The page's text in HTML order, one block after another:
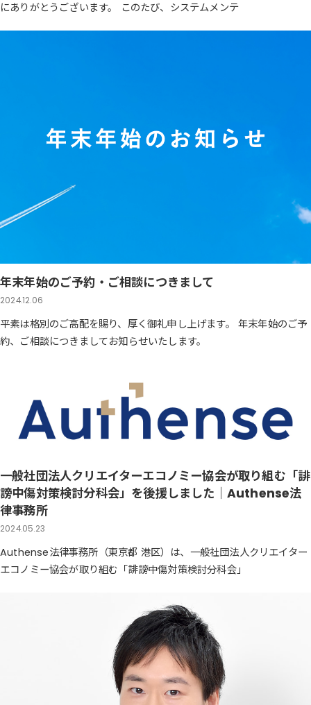
にありがとうございます。 このたび、システムメンテ
年末年始のご予約・ご相談につきまして
2024.12.06
平素は格別のご高配を賜り、厚く御礼申し上げます。 年末年始のご予
約、ご相談につきましてお知らせいたします。
一般社団法人クリエイターエコノミー協会が取り組む「誹
謗中傷対策検討分科会」を後援しました｜Authense法
律事務所
2024.05.23
Authense法律事務所（東京都 港区）は、一般社団法人クリエイター
エコノミー協会が取り組む「誹謗中傷対策検討分科会」